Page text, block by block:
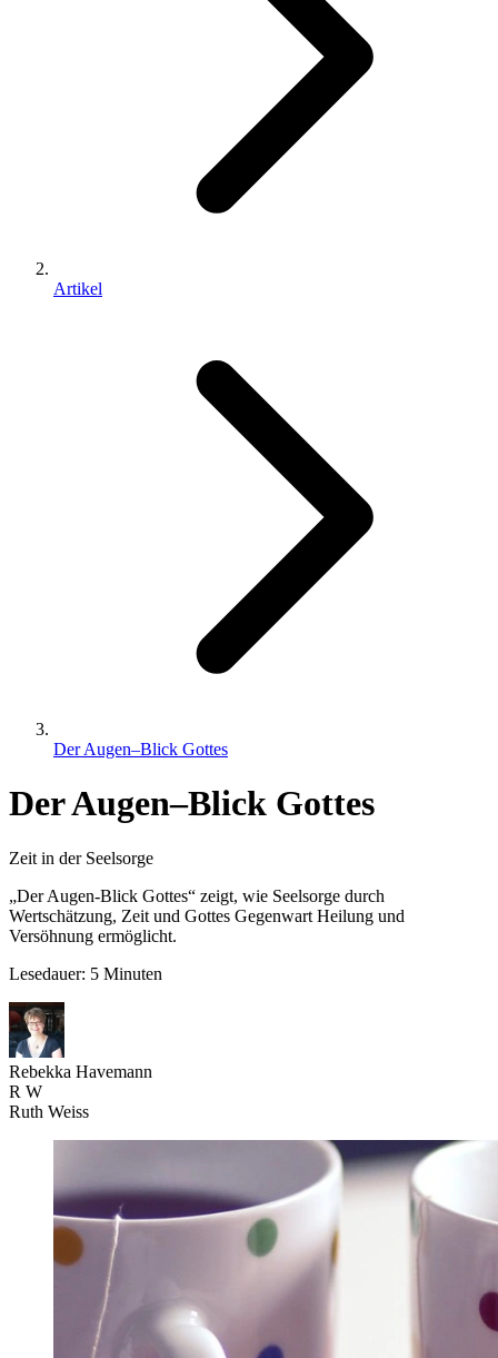
Artikel
Der Augen–Blick Gottes
Der Augen–Blick Gottes
Zeit in der Seelsorge
„Der Augen-Blick Gottes“ zeigt, wie Seelsorge durch
Wertschätzung, Zeit und Gottes Gegenwart Heilung und
Versöhnung ermöglicht.
Lesedauer: 5 Minuten
Rebekka Havemann
R W
Ruth Weiss